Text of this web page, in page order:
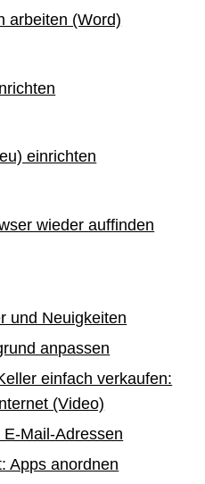
arbeiten (Word)
einrichten
wieder auffinden
und Neuigkeiten
anpassen
einfach verkaufen:
(Video)
Mail-Adressen
Apps anordnen